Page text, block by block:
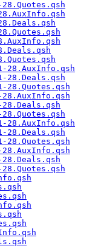
28.Quotes.qsh
28.AuxInfo.qsh
28.Deals.qsh
28.Quotes.qsh
28.AuxInfo.qsh
28.Deals.qsh
28.AuxInfo.qsh
28.Deals.qsh
28.Quotes.qsh
28.AuxInfo.qsh
28.Deals.qsh
28.Quotes.qsh